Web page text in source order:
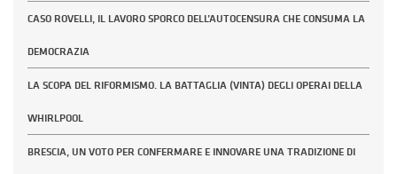
CASO ROVELLI, IL LAVORO SPORCO DELL’AUTOCENSURA CHE CONSUMA LA
DEMOCRAZIA
LA SCOPA DEL RIFORMISMO. LA BATTAGLIA (VINTA) DEGLI OPERAI DELLA
WHIRLPOOL
BRESCIA, UN VOTO PER CONFERMARE E INNOVARE UNA TRADIZIONE DI